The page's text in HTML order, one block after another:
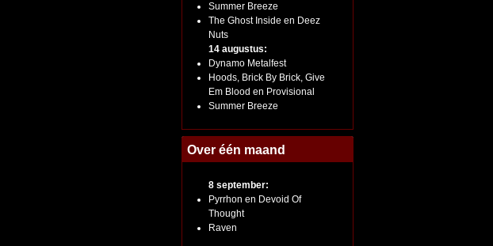
Summer Breeze
The Ghost Inside en Deez
Nuts
14 augustus:
Dynamo Metalfest
Hoods, Brick By Brick, Give
Em Blood en Provisional
Summer Breeze
Over één maand
8 september:
Pyrrhon en Devoid Of
Thought
Raven